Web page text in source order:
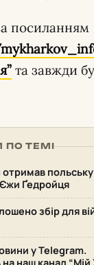
посиланням
та завжди
ПО ТЕМІ
Ґедройця
збір для
у Telegram.